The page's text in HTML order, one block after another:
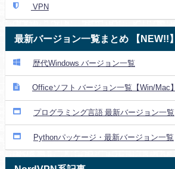
VPN
最新バージョン一覧まとめ 【NEW!!】
歴代Windows バージョン一覧
Officeソフト バージョン一覧【Win/Mac】
プログラミング言語 最新バージョン一覧
Pythonパッケージ・最新バージョン一覧